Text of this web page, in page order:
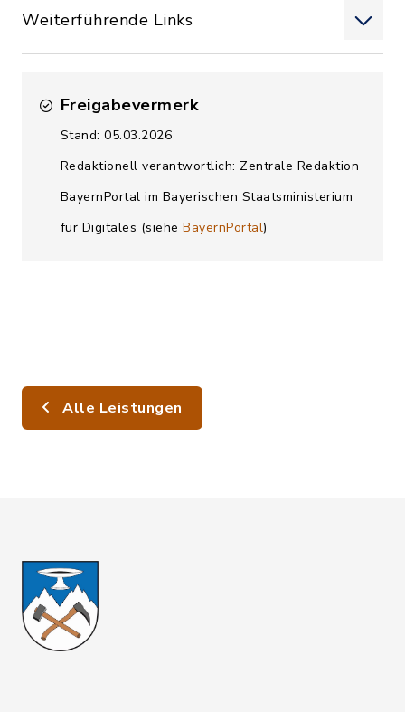
Weiterführende Links
Freigabevermerk
Stand: 05.03.2026
Redaktionell verantwortlich: Zentrale Redaktion
BayernPortal im Bayerischen Staatsministerium
für Digitales (siehe BayernPortal)
Alle Leistungen